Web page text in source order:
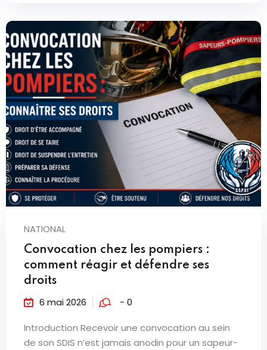
NATIONAL
Convocation chez les pompiers :
comment réagir et défendre ses
droits
6 mai 2026 - 0
Introduction Recevoir une convocation au sein
de son SDIS n’est jamais anodin pour un sapeur-